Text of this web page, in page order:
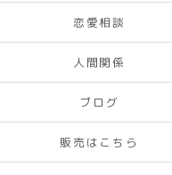
恋愛相談
人間関係
ブログ
販売はこちら